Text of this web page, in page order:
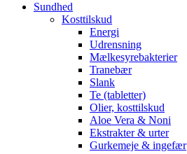
Sundhed
Kosttilskud
Energi
Udrensning
Mælkesyrebakterier
Tranebær
Slank
Te (tabletter)
Olier, kosttilskud
Aloe Vera & Noni
Ekstrakter & urter
Gurkemeje & ingefær